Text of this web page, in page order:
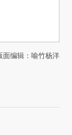
面编辑：喻竹杨洋